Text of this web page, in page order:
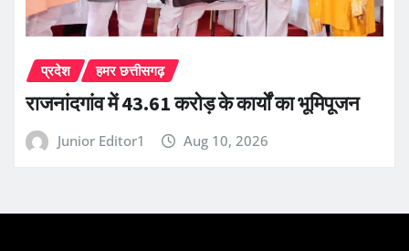
प्रदेश हमर छत्तीसगढ़
राजनांदगांव में 43.61 करोड़ के कार्यों का भूमिपूजन
Junior Editor1 Aug 10, 2026